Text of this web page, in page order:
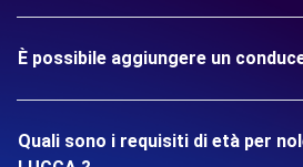
È possibile aggiungere un
Quali sono i requisiti di età per